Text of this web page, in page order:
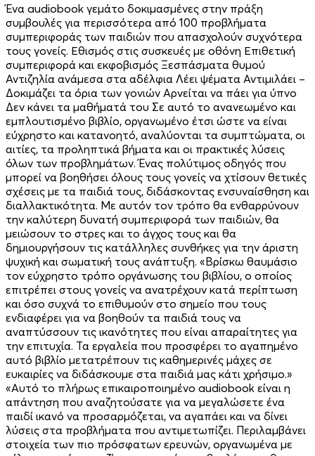
Ένα audiobook γεμάτο δοκιμασμένες στην πράξη
συμβουλές για περισσότερα από 100 προβλήματα
συμπεριφοράς των παιδιών που απασχολούν συχνότερα
τους γονείς. Εθισμός στις συσκευές με οθόνη Επιθετική
συμπεριφορά και εκφοβισμός Ξεσπάσματα θυμού
Αντιζηλία ανάμεσα στα αδέλφια Λέει ψέματα Αντιμιλάει –
Δοκιμάζει τα όρια των γονιών Αρνείται να πάει για ύπνο
Δεν κάνει τα μαθήματά του Σε αυτό το ανανεωμένο και
εμπλουτισμένο βιβλίο, οργανωμένο έτσι ώστε να είναι
εύχρηστο και κατανοητό, αναλύονται τα συμπτώματα, οι
αιτίες, τα προληπτικά βήματα και οι πρακτικές λύσεις
όλων των προβλημάτων. Ένας πολύτιμος οδηγός που
μπορεί να βοηθήσει όλους τους γονείς να χτίσουν θετικές
σχέσεις με τα παιδιά τους, διδάσκοντας ενσυναίσθηση και
διαλλακτικότητα. Με αυτόν τον τρόπο θα ενθαρρύνουν
την καλύτερη δυνατή συμπεριφορά των παιδιών, θα
μειώσουν το στρες και το άγχος τους και θα
δημιουργήσουν τις κατάλληλες συνθήκες για την άριστη
ψυχική και σωματική τους ανάπτυξη. «Βρίσκω θαυμάσιο
τον εύχρηστο τρόπο οργάνωσης του βιβλίου, ο οποίος
επιτρέπει στους γονείς να ανατρέχουν κατά περίπτωση
και όσο συχνά το επιθυμούν στο σημείο που τους
ενδιαφέρει για να βοηθούν τα παιδιά τους να
αναπτύσσουν τις ικα­νότητες που είναι απαραίτητες για
την επιτυχία. Τα εργαλεία που προ­σφέρει το αγαπημένο
αυτό βιβλίο μετατρέπουν τις καθημερινές μάχες σε
ευκαιρίες να διδάσκουμε στα παι­διά μας κάτι χρήσιμο.»
«Αυτό το πλήρως επικαιροποιημένο audiobook είναι η
απάντηση που αναζητούσατε για να μεγαλώσετε ένα
παιδί ικανό να προσαρμόζεται, να αγαπάει και να δίνει
λύσεις στα προβλήμα­τα που αντιμετωπίζει. Περιλαμβάνει
στοιχεία των πιο πρόσφατων ερευ­νών, οργανωμένα με